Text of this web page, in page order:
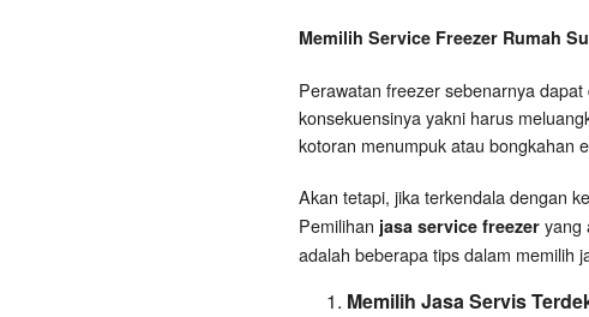
Memilih Service Freezer Rumah
Perawatan freezer sebenarnya
konsekuensinya yakni harus
kotoran menumpuk atau bongkahan
Akan tetapi, jika terkendala dengan
Pemilihan jasa service freezer yang
adalah beberapa tips dalam memilih
Memilih Jasa Servis